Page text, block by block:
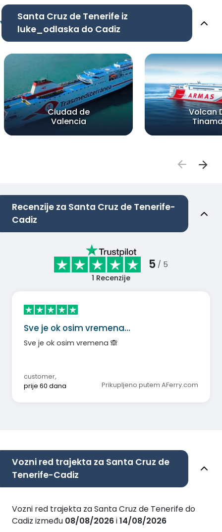
Santa Cruz de Tenerife iz
luke_odlaska do Cadiz
Ciudad de
Valencia
Volcan
Recenzije za Santa Cruz de Tenerife-
Cadiz
5 / 5
1 Recenzije
Sve je ok osim vremena…
Sve je ok osim vremena 🙈
customer,
prije 60 dana
Prikupljeno putem AFerry.com
Vozni red trajekta za Santa Cruz de
Tenerife-Cadiz
Vozni red trajekta za Santa Cruz de Tenerife do
Cadiz između 08/08/2026i14/08/2026